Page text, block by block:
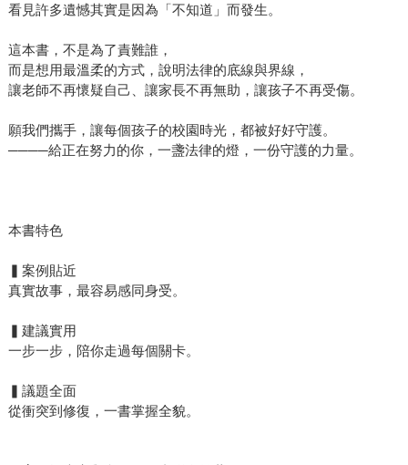
看見許多遺憾其實是因為「不知道」而發生。
這本書，不是為了責難誰，
而是想用最溫柔的方式，說明法律的底線與界線，
讓老師不再懷疑自己、讓家長不再無助，讓孩子不再受傷。
願我們攜手，讓每個孩子的校園時光，都被好好守護。
────給正在努力的你，一盞法律的燈，一份守護的力量。
本書特色
▍案例貼近
真實故事，最容易感同身受。
▍建議實用
一步一步，陪你走過每個關卡。
▍議題全面
從衝突到修復，一書掌握全貌。